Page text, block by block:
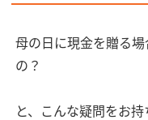
母の日に現金を贈る
の？
と、こんな疑問をお